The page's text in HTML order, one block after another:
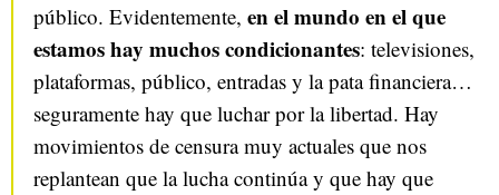
público. Evidentemente, en el mundo en el que
estamos hay muchos condicionantes: televisiones,
plataformas, público, entradas y la pata financiera…
seguramente hay que luchar por la libertad. Hay
movimientos de censura muy actuales que nos
replantean que la lucha continúa y que hay que